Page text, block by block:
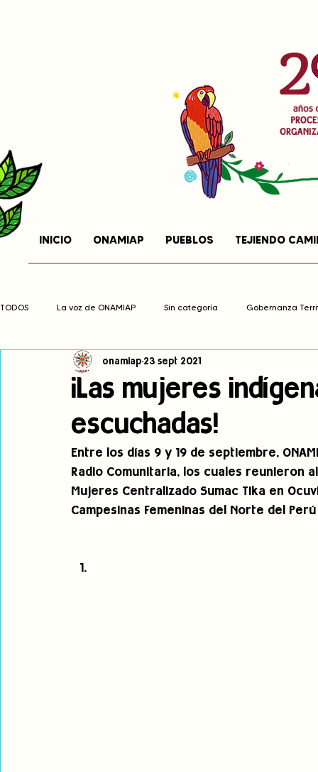
INICIO ONAMIAP PUEBLOS TEJIENDO
TODOS La voz de ONAMIAP Sin categoría Gobernanza
Cambio climático Navegador indígena
Pronunciamientos Observatorio de consulta previa
jóvenes indígenas Incidencias incidencia PNPI
¡Las mujeres
escuchadas!
onamiap 23 sept 2021
Entre los días 9 y 19 de septiembre,
Radio Comunitaria, los cuales reunieron
Mujeres Centralizado Sumac Tika en
Campesinas Femeninas del Norte del Perú